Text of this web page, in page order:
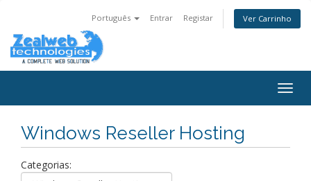
Português Entrar Registar Ver Carrinho
Windows Reseller Hosting
Categorias: